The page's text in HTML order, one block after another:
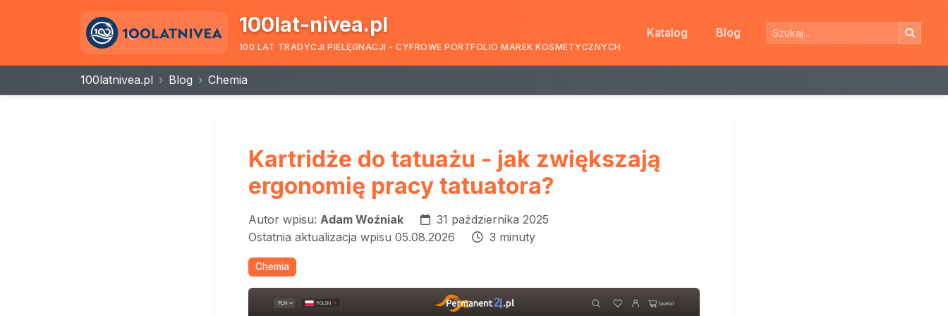
100lat-nivea.pl
100 LAT TRADYCJI PIELĘGNACJI - CYFROWE PORTFOLIO MAREK KOSMETYCZNYCH
Katalog Blog
100latnivea.pl Blog Chemia
Kartridże do tatuażu - jak zwiększają
ergonomię pracy tatuatora?
Autor wpisu: Adam Woźniak
31 października 2025
Ostatnia aktualizacja wpisu 05.08.2026
3 minuty
Chemia